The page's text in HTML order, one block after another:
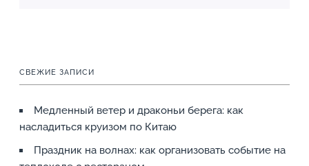
СВЕЖИЕ ЗАПИСИ
Медленный ветер и драконьи берега: как
насладиться круизом по Китаю
Праздник на волнах: как организовать событие на